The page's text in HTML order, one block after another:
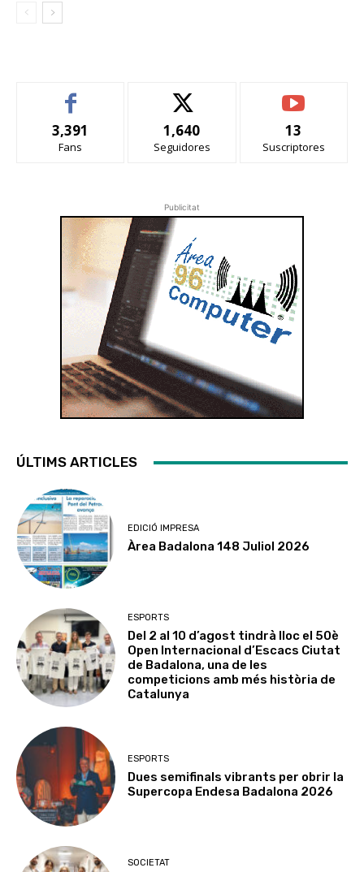
3,391
Fans
1,640
Seguidores
13
Suscriptores
Publicitat
ÚLTIMS ARTICLES
EDICIÓ IMPRESA
Àrea Badalona 148 Juliol 2026
ESPORTS
Del 2 al 10 d’agost tindrà lloc el 50è
Open Internacional d’Escacs Ciutat
de Badalona, una de les
competicions amb més història de
Catalunya
ESPORTS
Dues semifinals vibrants per obrir la
Supercopa Endesa Badalona 2026
SOCIETAT